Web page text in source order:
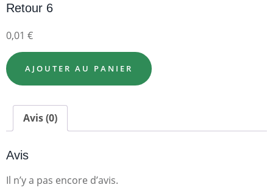
Retour 6
0,01 €
AJOUTER AU PANIER
Avis (0)
Avis
Il n’y a pas encore d’avis.